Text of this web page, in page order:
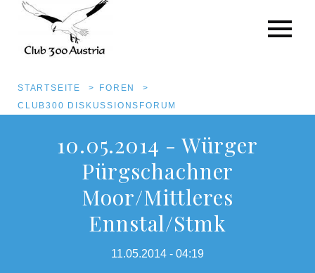
Direkt
Pfadnavigation
STARTSEITE
FOREN
CLUB300 DISKUSSIONSFORUM
10.05.2014 - Würger
Pürgschachner
Moor/Mittleres
Ennstal/Stmk
11.05.2014 - 04:19